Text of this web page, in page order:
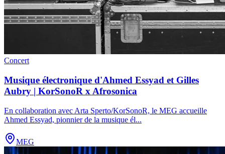
Concert
Musique électronique d'Ahmed Essyad et Gilles
Aubry | KorSonoR x Afrosonica
En collaboration avec Arta Sperto/KorSonoR, le MEG accueille
Ahmed Essyad, pionnier de la musique él...
MEG